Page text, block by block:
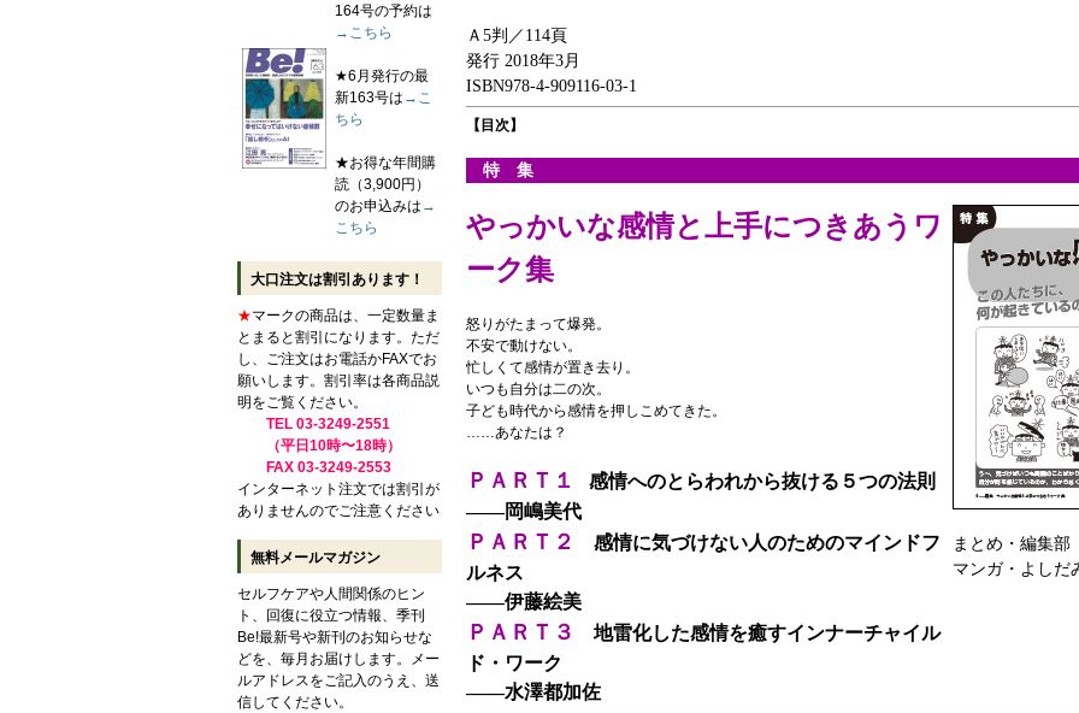
Ａ5判／114頁
発行 2018年3月
ISBN978-4-909116-03-1
【目次】
特 集
やっかいな感情と上手につきあうワ
ーク集
怒りがたまって爆発。
不安で動けない。
忙しくて感情が置き去り。
いつも自分は二の次。
子ども時代から感情を押しこめてきた。
……あなたは？
ＰＡＲＴ１
感情へのとらわれから抜ける５つの法則
――岡嶋美代
ＰＡＲＴ２
感情に気づけない人のためのマインドフ
ルネス
――伊藤絵美
ＰＡＲＴ３
地雷化した感情を癒すインナーチャイル
ド・ワーク
――水澤都加佐
まとめ・編集部
マンガ・よしだ
164号の予約は
→こちら
★6月発行の最
新163号は →こ
ちら
★お得な年間購
読（3,900円）
のお申込みは →
こちら
大口注文は割引あります！
★マークの商品は、一定数量ま
とまると割引になります。ただ
し、ご注文はお電話かFAXでお
願いします。割引率は各商品説
明をご覧ください。
TEL 03-3249-2551
（平日10時〜18時）
FAX 03-3249-2553
インターネット注文では割引が
ありませんのでご注意ください
無料メールマガジン
セルフケアや人間関係のヒン
ト、回復に役立つ情報、季刊
Be!最新号や新刊のお知らせな
どを、毎月お届けします。メー
ルアドレスをご記入のうえ、送
信してください。